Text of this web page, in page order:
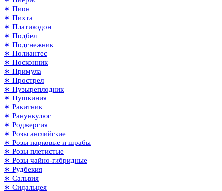
∗ Пион
∗ Пихта
∗ Платикодон
∗ Подбел
∗ Подснежник
∗ Полиантес
∗ Посконник
∗ Примула
∗ Прострел
∗ Пузыреплодник
∗ Пушкиния
∗ Ракитник
∗ Ранункулюс
∗ Роджерсия
∗ Розы английские
∗ Розы парковые и шрабы
∗ Розы плетистые
∗ Розы чайно-гибридные
∗ Рудбекия
∗ Сальвия
∗ Сидальцея